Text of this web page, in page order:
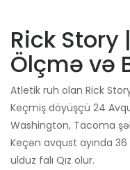
Rick Story
Ölçmə və
Atletik ruh olan Rick
Keçmiş döyüşçü 24
Washington, Tacoma
Keçən avqust ayında
ulduz falı Qız olur.